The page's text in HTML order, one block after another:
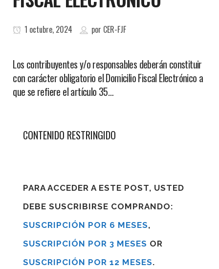
1 octubre, 2024 por CER-FJF
Los contribuyentes y/o responsables deberán constituir
con carácter obligatorio el Domicilio Fiscal Electrónico a
que se refiere el artículo 35…
CONTENIDO RESTRINGIDO
PARA ACCEDER A ESTE POST, USTED
DEBE SUSCRIBIRSE COMPRANDO:
SUSCRIPCIÓN POR 6 MESES,
SUSCRIPCIÓN POR 3 MESES OR
SUSCRIPCIÓN POR 12 MESES.